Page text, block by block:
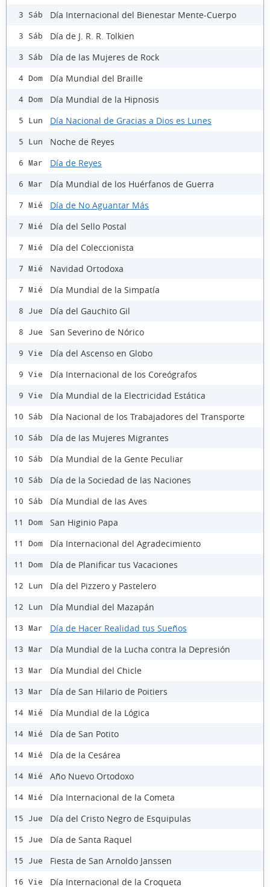
3 Sáb Día Internacional del Bienestar Mente-Cuerpo
3 Sáb Día de J. R. R. Tolkien
3 Sáb Día de las Mujeres de Rock
4 Dom Día Mundial del Braille
4 Dom Día Mundial de la Hipnosis
5 Lun Día Nacional de Gracias a Dios es Lunes
5 Lun Noche de Reyes
6 Mar Día de Reyes
6 Mar Día Mundial de los Huérfanos de Guerra
7 Mié Día de No Aguantar Más
7 Mié Día del Sello Postal
7 Mié Día del Coleccionista
7 Mié Navidad Ortodoxa
7 Mié Día Mundial de la Simpatía
8 Jue Día del Gauchito Gil
8 Jue San Severino de Nórico
9 Vie Día del Ascenso en Globo
9 Vie Día Internacional de los Coreógrafos
9 Vie Día Mundial de la Electricidad Estática
10 Sáb Día Nacional de los Trabajadores del Transporte
10 Sáb Día de las Mujeres Migrantes
10 Sáb Día Mundial de la Gente Peculiar
10 Sáb Día de la Sociedad de las Naciones
10 Sáb Día Mundial de las Aves
11 Dom San Higinio Papa
11 Dom Día Internacional del Agradecimiento
11 Dom Día de Planificar tus Vacaciones
12 Lun Día del Pizzero y Pastelero
12 Lun Día Mundial del Mazapán
13 Mar Día de Hacer Realidad tus Sueños
13 Mar Día Mundial de la Lucha contra la Depresión
13 Mar Día Mundial del Chicle
13 Mar Día de San Hilario de Poitiers
14 Mié Día Mundial de la Lógica
14 Mié Día de San Potito
14 Mié Día de la Cesárea
14 Mié Año Nuevo Ortodoxo
14 Mié Día Internacional de la Cometa
15 Jue Día del Cristo Negro de Esquipulas
15 Jue Día de Santa Raquel
15 Jue Fiesta de San Arnoldo Janssen
16 Vie Día Internacional de la Croqueta